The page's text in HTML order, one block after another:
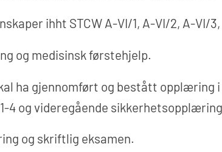
ihht STCW A-VI/1, A-VI/2, A-VI/
og medisinsk førstehjelp.
ha gjennomført og bestått opplæring
4 og videregående
og skriftlig eksamen.